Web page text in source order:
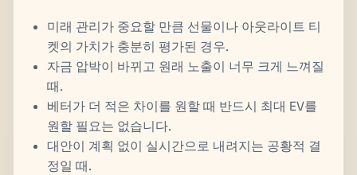
미래 관리가 중요할 만큼 선물이나 아웃라이트 티
켓의 가치가 충분히 평가된 경우.
자금 압박이 바뀌고 원래 노출이 너무 크게 느껴질
때.
베터가 더 적은 차이를 원할 때 반드시 최대 EV를
원할 필요는 없습니다.
대안이 계획 없이 실시간으로 내려지는 공황적 결
정일 때.